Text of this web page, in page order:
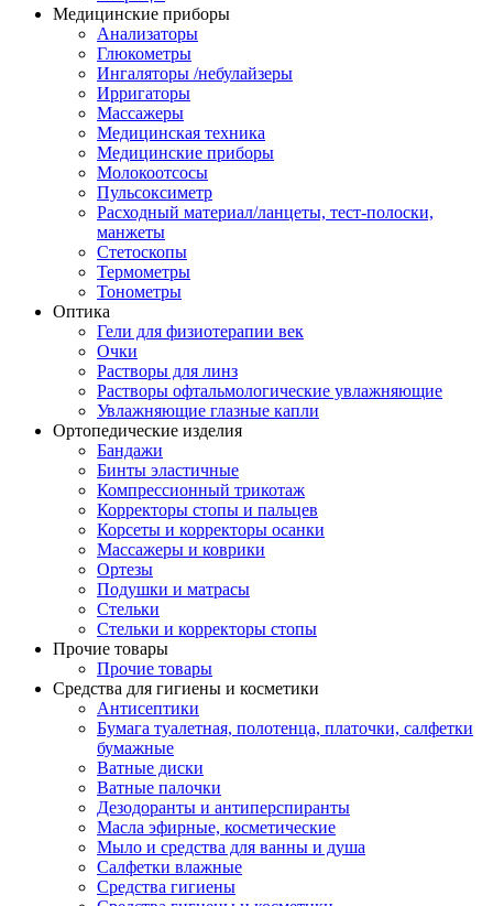
Медицинские приборы
Анализаторы
Глюкометры
Ингаляторы /небулайзеры
Ирригаторы
Массажеры
Медицинская техника
Медицинские приборы
Молокоотсосы
Пульсоксиметр
Расходный материал/ланцеты, тест-полоски,
манжеты
Стетоскопы
Термометры
Тонометры
Оптика
Гели для физиотерапии век
Очки
Растворы для линз
Растворы офтальмологические увлажняющие
Увлажняющие глазные капли
Ортопедические изделия
Бандажи
Бинты эластичные
Компрессионный трикотаж
Корректоры стопы и пальцев
Корсеты и корректоры осанки
Массажеры и коврики
Ортезы
Подушки и матрасы
Стельки
Стельки и корректоры стопы
Прочие товары
Прочие товары
Средства для гигиены и косметики
Антисептики
Бумага туалетная, полотенца, платочки, салфетки
бумажные
Ватные диски
Ватные палочки
Дезодоранты и антиперспиранты
Масла эфирные, косметические
Мыло и средства для ванны и душа
Салфетки влажные
Средства гигиены